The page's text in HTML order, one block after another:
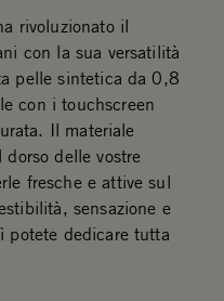
rivoluzionato il
con la sua versatilità
pelle sintetica da 0,8
con i touchscreen
Il materiale
delle vostre
fresche e attive sul
sensazione e
potete dedicare tutta